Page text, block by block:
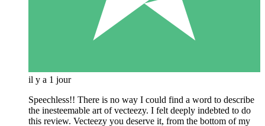
il y a 1 jour
Speechless!! There is no way I could find a word to describe
the inesteemable art of vecteezy. I felt deeply indebted to do
this review. Vecteezy you deserve it, from the bottom of my